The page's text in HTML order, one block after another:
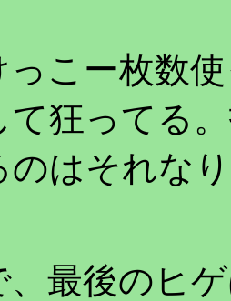
こー枚数
て狂ってる
のはそれな
最後のヒ